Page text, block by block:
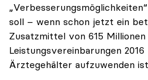
soll – wenn schon jetzt ein
Zusatzmittel von 615
Leistungsvereinbarungen
Ärztegehälter aufzuwenden